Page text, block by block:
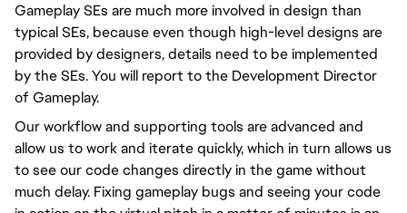
Gameplay SEs are much more involved in design than
typical SEs, because even though high-level designs are
provided by designers, details need to be implemented
by the SEs. You will report to the Development Director
of Gameplay.
Our workflow and supporting tools are advanced and
allow us to work and iterate quickly, which in turn allows us
to see our code changes directly in the game without
much delay. Fixing gameplay bugs and seeing your code